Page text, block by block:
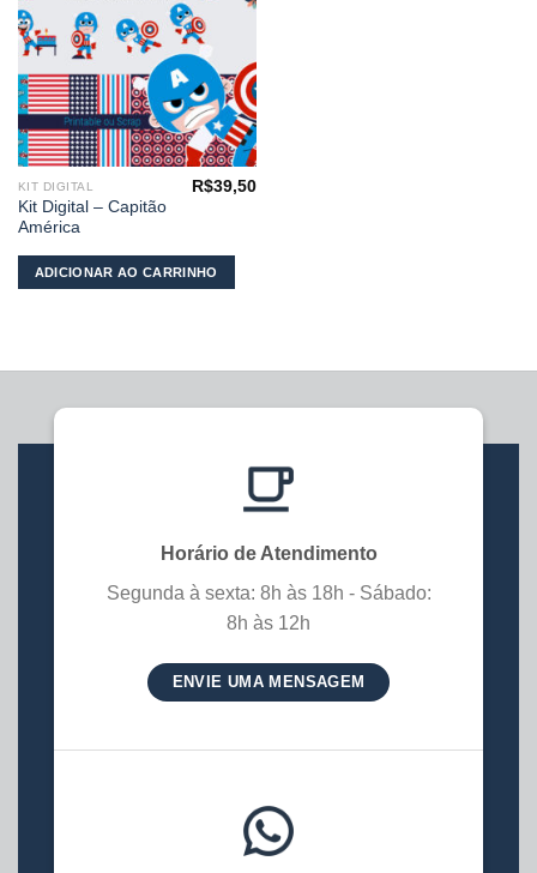
KIT DIGITAL
Kit Digital – Capitão
América
R$39,50
ADICIONAR AO CARRINHO
Horário de Atendimento
Segunda à sexta: 8h às 18h - Sábado:
8h às 12h
ENVIE UMA MENSAGEM